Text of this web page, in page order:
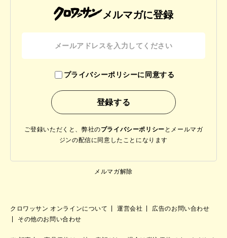
メルマガに登録
プライバシーポリシーに同意する
ご登録いただくと、弊社のプライバシーポリシー と メールマガ
ジンの配信に同意したことになります
メルマガ解除
クロワッサン オンラインについて 運営会社
広告のお問い合わせ
その他のお問い合わせ